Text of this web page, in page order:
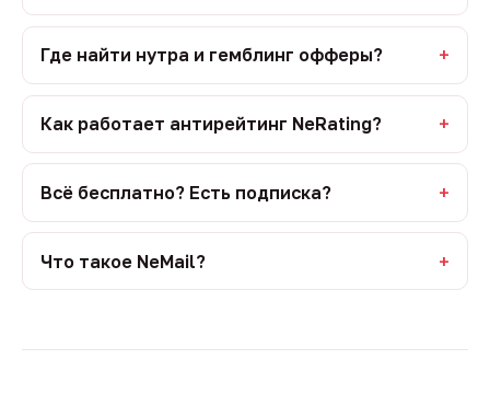
Где найти нутра и гемблинг офферы?
Как работает антирейтинг NeRating?
Всё бесплатно? Есть подписка?
Что такое NeMail?